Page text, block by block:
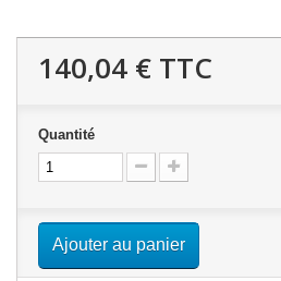
140,04 € TTC
Quantité
Ajouter au panier